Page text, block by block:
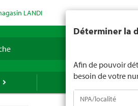
LANDI
Déterminer la
Afin de pouvoir
besoin de votre
LANDI ne vend